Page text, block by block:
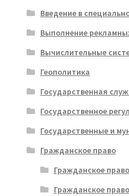
Введение в
Выполнение
Вычислительные
Геополитика
Государственная
Государственное
Государственные и
Гражданское право
Гражданское
Гражданское